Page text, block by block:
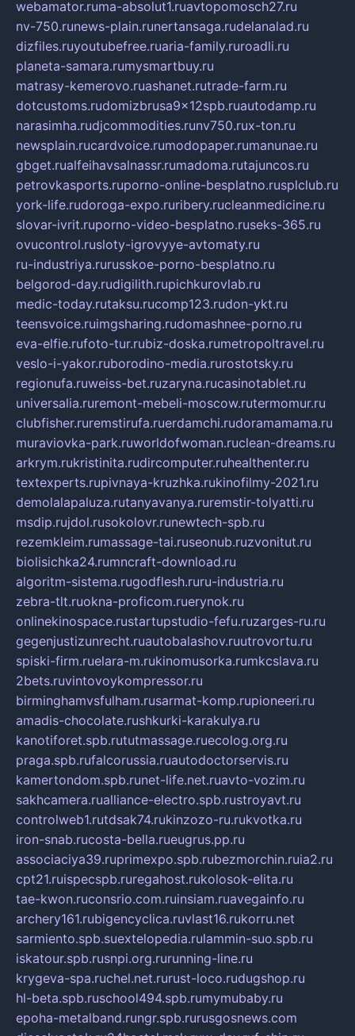
webamator.ruma-absolut1.ruavtopomosch27.ru
nv-750.runews-plain.runertansaga.rudelanalad.ru
dizfiles.ruyoutubefree.ruaria-family.ruroadli.ru
planeta-samara.rumysmartbuy.ru
matrasy-kemerovo.ruashanet.rutrade-farm.ru
dotcustoms.rudomizbrusa9x12spb.ruautodamp.ru
narasimha.rudjcommodities.runv750.rux-ton.ru
newsplain.rucardvoice.rumodopaper.rumanunae.ru
gbget.rualfeihavsalnassr.rumadoma.rutajuncos.ru
petrovkasports.ruporno-online-besplatno.rusplclub.ru
york-life.rudoroga-expo.ruribery.rucleanmedicine.ru
slovar-ivrit.ruporno-video-besplatno.ruseks-365.ru
ovucontrol.rusloty-igrovyye-avtomaty.ru
ru-industriya.rurusskoe-porno-besplatno.ru
belgorod-day.rudigilith.rupichkurovlab.ru
medic-today.rutaksu.rucomp123.rudon-ykt.ru
teensvoice.ruimgsharing.rudomashnee-porno.ru
eva-elfie.rufoto-tur.rubiz-doska.rumetropoltravel.ru
veslo-i-yakor.ruborodino-media.rurostotsky.ru
regionufa.ruweiss-bet.ruzaryna.rucasinotablet.ru
universalia.ruremont-mebeli-moscow.rutermomur.ru
clubfisher.ruremstirufa.ruerdamchi.rudoramamama.ru
muraviovka-park.ruworldofwoman.ruclean-dreams.ru
arkrym.rukristinita.rudircomputer.ruhealthenter.ru
textexperts.rupivnaya-kruzhka.rukinofilmy-2021.ru
demolalapaluza.rutanyavanya.ruremstir-tolyatti.ru
msdip.rujdol.rusokolovr.runewtech-spb.ru
rezemkleim.rumassage-tai.ruseonub.ruzvonitut.ru
biolisichka24.rumncraft-download.ru
algoritm-sistema.rugodflesh.ruru-industria.ru
zebra-tlt.ruokna-proficom.ruerynok.ru
onlinekinospace.rustartupstudio-fefu.ruzarges-ru.ru
gegenjustizunrecht.ruautobalashov.ruutrovortu.ru
spiski-firm.ruelara-m.rukinomusorka.rumkcslava.ru
2bets.ruvintovoykompressor.ru
birminghamvsfulham.rusarmat-komp.rupioneeri.ru
amadis-chocolate.rushkurki-karakulya.ru
kanotiforet.spb.rututmassage.ruecolog.org.ru
praga.spb.rufalcorussia.ruautodoctorservis.ru
kamertondom.spb.runet-life.net.ruavto-vozim.ru
sakhcamera.rualliance-electro.spb.rustroyavt.ru
controlweb1.rutdsak74.rukinzozo-ru.rukvotka.ru
iron-snab.rucosta-bella.rueugrus.pp.ru
associaciya39.ruprimexpo.spb.rubezmorchin.ruia2.ru
cpt21.ruispecspb.ruregahost.rukolosok-elita.ru
tae-kwon.ruconsrio.com.ruinsiam.ruavegainfo.ru
archery161.rubigencyclica.ruvlast16.rukorru.net
sarmiento.spb.suextelopedia.rulammin-suo.spb.ru
iskatour.spb.rusnpi.org.rurunning-line.ru
krygeva-spa.ruchel.net.rurust-loco.rudugshop.ru
hl-beta.spb.ruschool494.spb.rumymubaby.ru
epoha-metalband.rungr.spb.rurusgosnews.com